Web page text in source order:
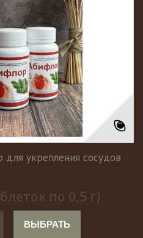
укрепления сосудов
по 0,5 г)
ВЫБРАТЬ